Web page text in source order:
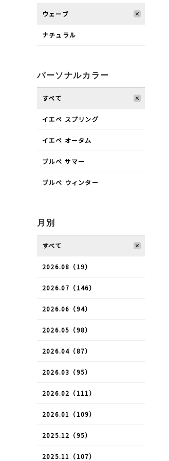
ウェーブ
ナチュラル
パーソナルカラー
すべて
イエベ スプリング
イエベ オータム
ブルべ サマー
ブルべ ウィンター
月別
すべて
2026.08（19）
2026.07（146）
2026.06（94）
2026.05（98）
2026.04（87）
2026.03（95）
2026.02（111）
2026.01（109）
2025.12（95）
2025.11（107）